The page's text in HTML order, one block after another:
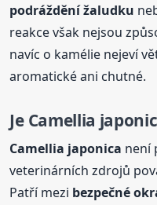
podráždění žaludku
reakce však nejsou
navíc o kamélie nejeví
aromatické ani chutné.
Je Camellia
Camellia japonica není
veterinárních zdrojů
Patří mezi bezpečné